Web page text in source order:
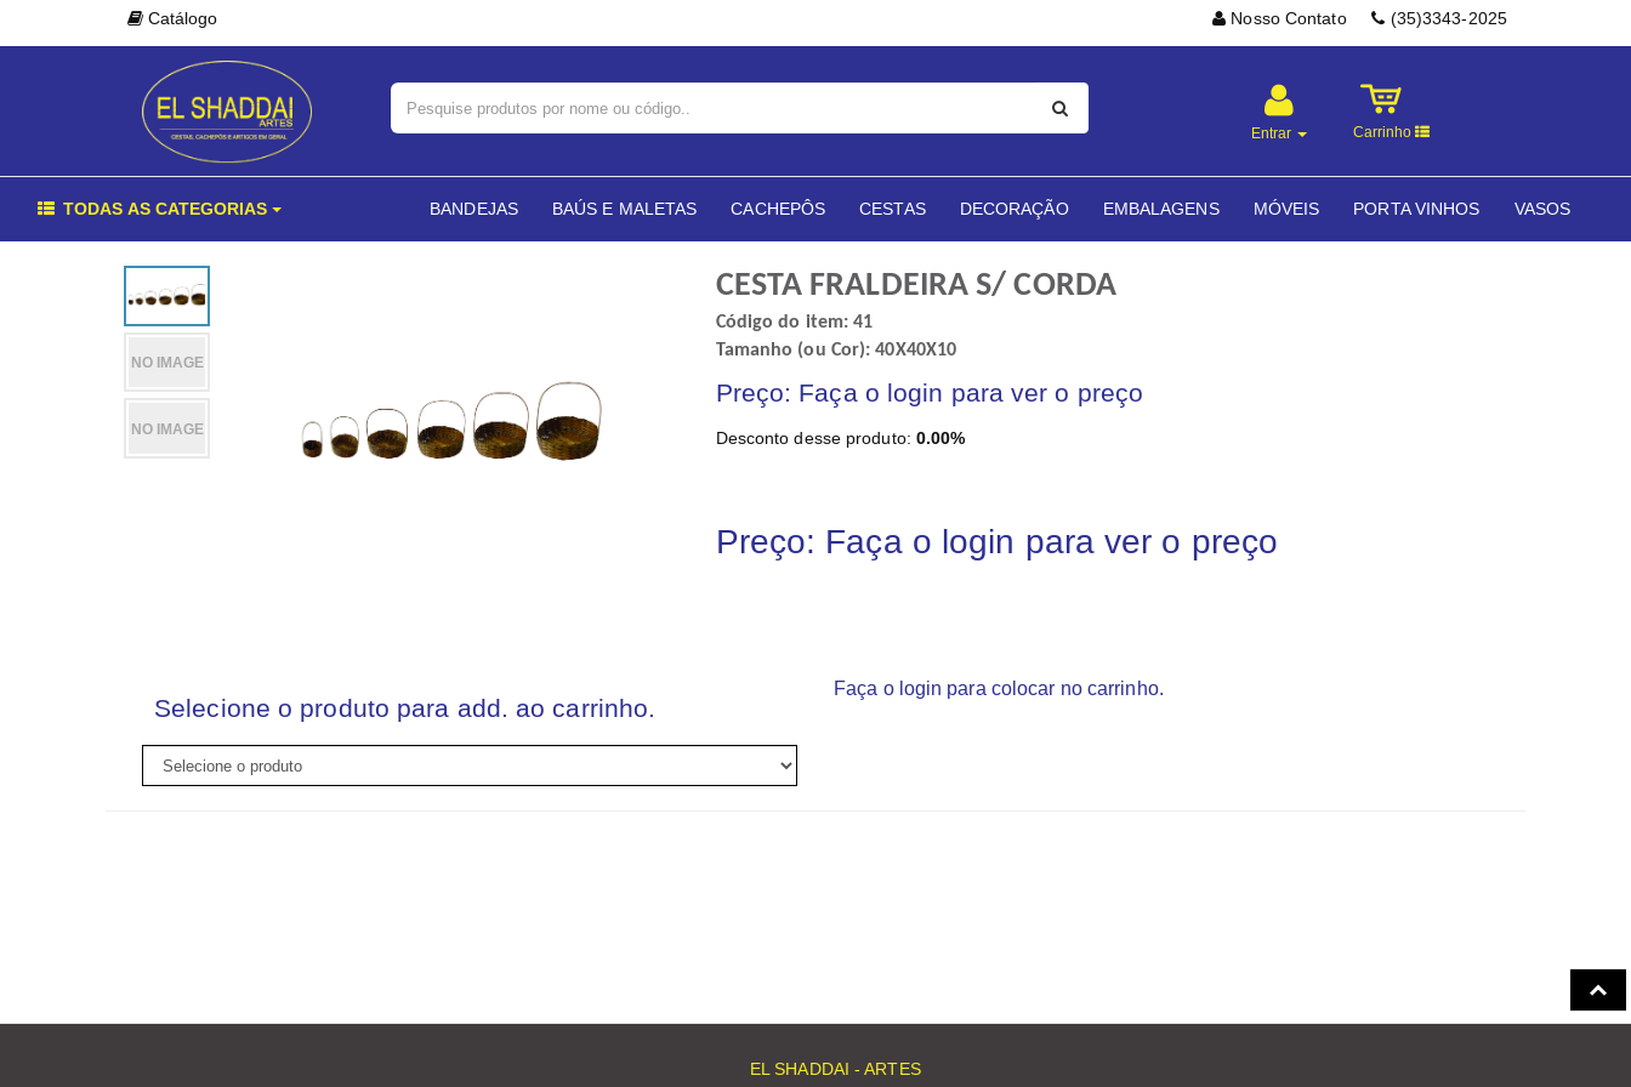
Nosso Contato (35)3343-2025
Catálogo
Entrar Carrinho
TODAS AS CATEGORIAS BANDEJAS BAÚS E MALETAS CACHEPÔS CESTAS DECORAÇÃO EMBALAGENS MÓVEIS PORTA VINHOS VASOS
CESTA FRALDEIRA S/ CORDA
Código do item: 41
Tamanho (ou Cor): 40X40X10
Preço: Faça o login para ver o preço
Desconto desse produto: 0.00%
Preço: Faça o login para ver o preço
Selecione o produto para add. ao carrinho.
Faça o login para colocar no carrinho.
EL SHADDAI - ARTES